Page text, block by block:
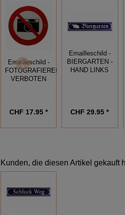
Emailleschild -
FOTOGRAFIEREN
VERBOTEN
CHF 17.95 *
Emailleschild -
BIERGARTEN -
HAND LINKS
CHF 29.95 *
Kunden, die diesen Artikel gekauft